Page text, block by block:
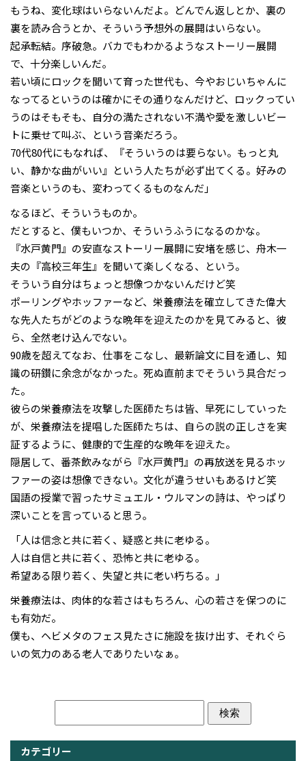
もうね、変化球はいらないんだよ。どんでん返しとか、裏の
裏を読み合うとか、そういう予想外の展開はいらない。
起承転結。序破急。バカでもわかるようなストーリー展開
で、十分楽しいんだ。
若い頃にロックを聞いて育った世代も、今やおじいちゃんに
なってるというのは確かにその通りなんだけど、ロックってい
うのはそもそも、自分の満たされない不満や愛を激しいビー
トに乗せて叫ぶ、という音楽だろう。
70代80代にもなれば、『そういうのは要らない。もっと丸
い、静かな曲がいい』という人たちが必ず出てくる。好みの
音楽というのも、変わってくるものなんだ」
なるほど、そういうものか。
だとすると、僕もいつか、そういうふうになるのかな。
『水戸黄門』の安直なストーリー展開に安堵を感じ、舟木一
夫の『高校三年生』を聞いて楽しくなる、という。
そういう自分はちょっと想像つかないんだけど笑
ポーリングやホッファーなど、栄養療法を確立してきた偉大
な先人たちがどのような晩年を迎えたのかを見てみると、彼
ら、全然老け込んでない。
90歳を超えてなお、仕事をこなし、最新論文に目を通し、知
識の研鑚に余念がなかった。死ぬ直前までそういう具合だっ
た。
彼らの栄養療法を攻撃した医師たちは皆、早死にしていった
が、栄養療法を提唱した医師たちは、自らの説の正しさを実
証するように、健康的で生産的な晩年を迎えた。
隠居して、番茶飲みながら『水戸黄門』の再放送を見るホッ
ファーの姿は想像できない。文化が違うせいもあるけど笑
国語の授業で習ったサミュエル・ウルマンの詩は、やっぱり
深いことを言っていると思う。
「人は信念と共に若く、疑惑と共に老ゆる。
人は自信と共に若く、恐怖と共に老ゆる。
希望ある限り若く、失望と共に老い朽ちる。」
栄養療法は、肉体的な若さはもちろん、心の若さを保つのに
も有効だ。
僕も、ヘビメタのフェス見たさに施設を抜け出す、それぐら
いの気力のある老人でありたいなぁ。
カテゴリー